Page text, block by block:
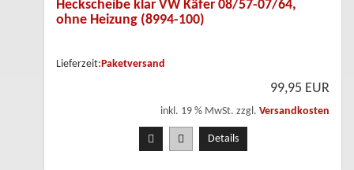
Heckscheibe klar VW Käfer 08/57-07/64,
ohne Heizung (8994-100)
Lieferzeit: Paketversand
99,95 EUR
inkl. 19 % MwSt. zzgl. Versandkosten
Details